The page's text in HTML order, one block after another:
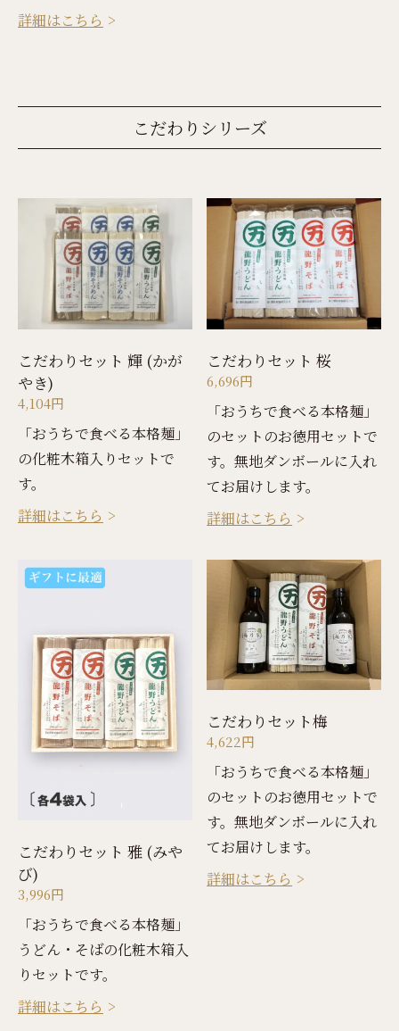
詳細はこちら
こだわりシリーズ
こだわりセット 輝 (かが
やき)
4,104円
「おうちで食べる本格麺」
の化粧木箱入りセットで
す。
詳細はこちら
こだわりセット 桜
6,696円
「おうちで食べる本格麺」
のセットのお徳用セットで
す。無地ダンボールに入れ
てお届けします。
詳細はこちら
こだわりセット 雅 (みや
び)
3,996円
「おうちで食べる本格麺」
うどん・そばの化粧木箱入
りセットです。
詳細はこちら
こだわりセット梅
4,622円
「おうちで食べる本格麺」
のセットのお徳用セットで
す。無地ダンボールに入れ
てお届けします。
詳細はこちら